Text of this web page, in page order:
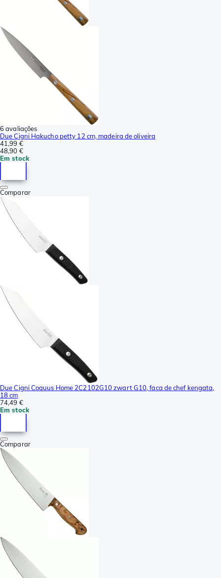
6 avaliações
Due Cigni Hakucho petty 12 cm, madeira de oliveira
41,99 €
48,90 €
Em stock
Comparar
Due Cigni Coquus Home 2C2102G10 zwart G10, faca de chef kengata,
18 cm
74,49 €
Em stock
Comparar